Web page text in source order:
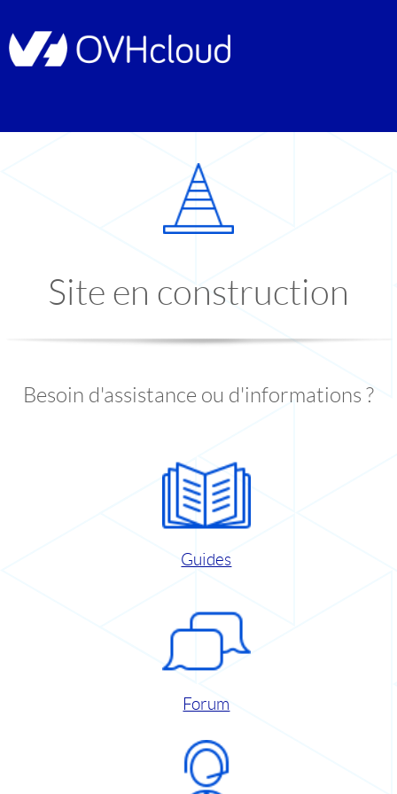
Site en construction
Besoin d'assistance ou d'informations ?
Guides
Forum